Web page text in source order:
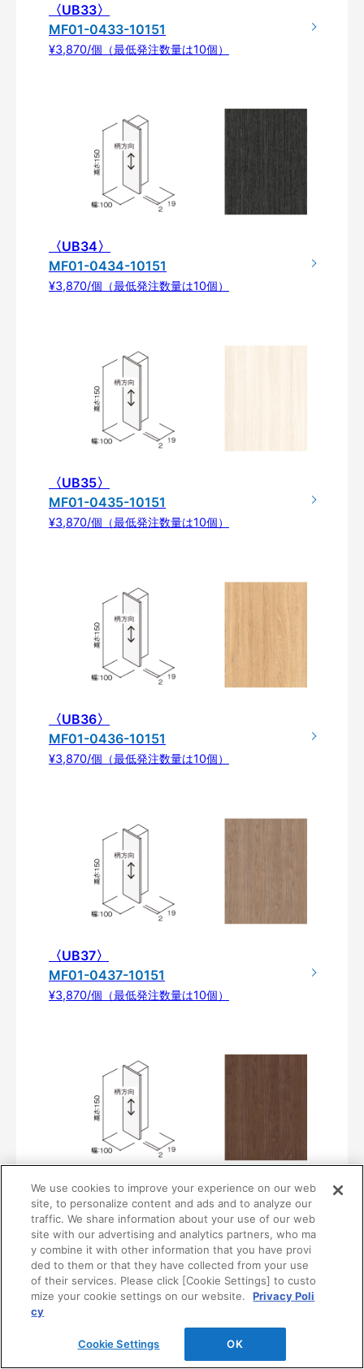
〈UB33〉
MF01-0433-10151
¥3,870/個（最低発注数量は10個）
〈UB34〉
MF01-0434-10151
¥3,870/個（最低発注数量は10個）
〈UB35〉
MF01-0435-10151
¥3,870/個（最低発注数量は10個）
〈UB36〉
MF01-0436-10151
¥3,870/個（最低発注数量は10個）
〈UB37〉
MF01-0437-10151
¥3,870/個（最低発注数量は10個）
〈UB38〉
MF01-0438-10151
¥3,870/個（最低発注数量は10個）
We use cookies to improve your experience on our web
site, to personalize content and ads and to analyze our
traffic. We share information about your use of our web
site with our advertising and analytics partners, who ma
y combine it with other information that you have provi
ded to them or that they have collected from your use
of their services. Please click [Cookie Settings] to custo
mize your cookie settings on our website.
Privacy Poli
cy
Cookie Settings OK